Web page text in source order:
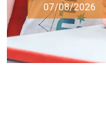
07/08/2026